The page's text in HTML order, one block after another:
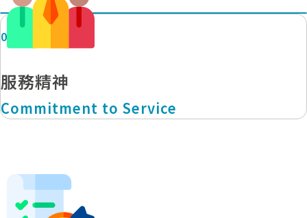
04
服務精神
Commitment to Service